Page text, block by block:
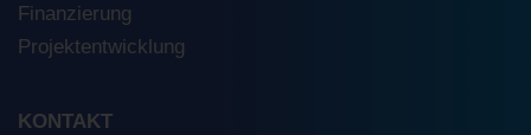
Finanzierung
Projektentwicklung
KONTAKT